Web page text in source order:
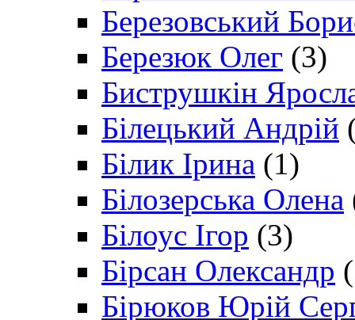
Березовський
Березюк Олег (3)
Биструшкін
Білецький Андрій
Білик Ірина (1)
Білозерська Олена
Білоус Ігор (3)
Бірсан Олександр
Бірюков Юрій